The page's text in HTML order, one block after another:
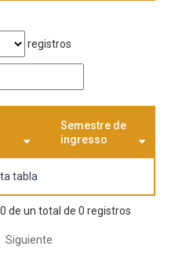
registros
Semestre de
ingresso
tabla
de un total de 0 registros
Siguiente